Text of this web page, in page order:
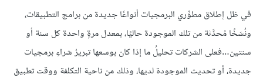
في ظل إطلاق مطوِّري البرمجيات أنواعًا جديدة من برامج التطبيقات،
ونُسَخًا مُحدَّثة من تلك الموجودة حاليًا، بمعدل مرةٍ واحدة كل سنة أو
سنتين…فعلى الشركات تحليلُ ما إذا كان بوسعها تبريرُ شراءِ برمجيات
جديدة، أو تحديث الموجودة لديها، وذلك من ناحية التكلفة ووقت تطبيق